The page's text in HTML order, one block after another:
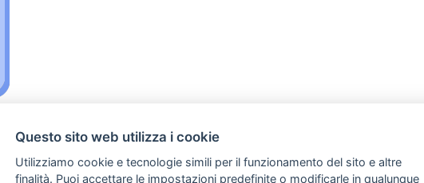
Questo sito web utilizza i cookie
Utilizziamo cookie e tecnologie simili per il funzionamento del sito e altre
finalità. Puoi accettare le impostazioni predefinite o modificarle in qualunque